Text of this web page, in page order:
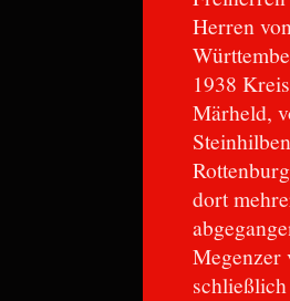
Herren
1938
Märheld,
dort
Megenzer